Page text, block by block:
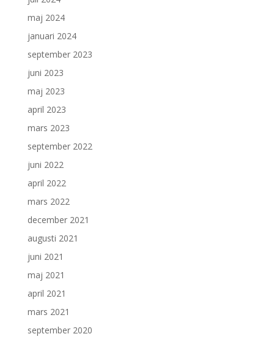
maj 2024
januari 2024
september 2023
juni 2023
maj 2023
april 2023
mars 2023
september 2022
juni 2022
april 2022
mars 2022
december 2021
augusti 2021
juni 2021
maj 2021
april 2021
mars 2021
september 2020